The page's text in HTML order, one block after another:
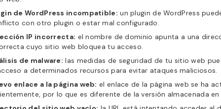
de WordPress incompatible: un plugin de WordPress
con otro plugin o estar mal configurado.
IP incorrecta: el nombre de dominio apunta a una
cuyo sitio web bloquea tu acceso.
de malware: las medidas de seguridad de tu sitio web
a determinados recursos para evitar ataques maliciosos.
enlace a la página web: el enlace de la página web se ha
por lo que es diferente de la versión almacenada en